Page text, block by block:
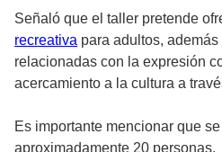
Señaló que el taller pretende
recreativa para adultos,
relacionadas con la expresión
acercamiento a la cultura a
Es importante mencionar que
aproximadamente 20 personas.